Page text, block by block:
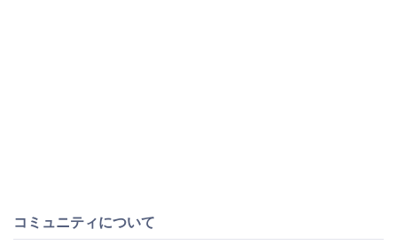
コミュニティについて